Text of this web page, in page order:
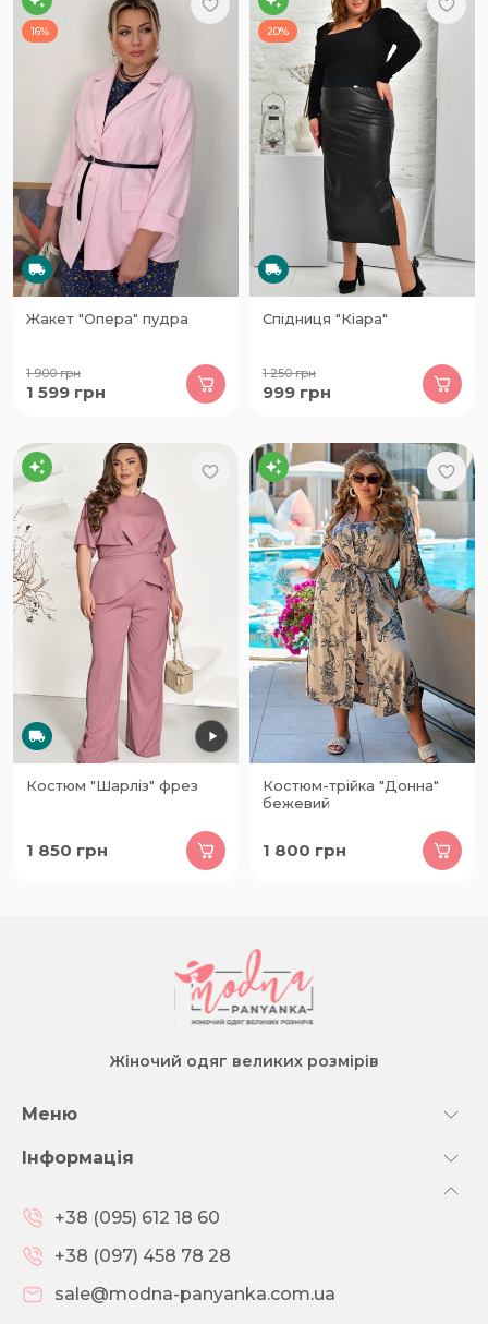
16%
Жакет "Опера" пудра
1 900грн
1 599 грн
20%
Спідниця "Кіара"
1 250грн
999 грн
Костюм "Шарліз" фрез
1 850 грн
Костюм-трійка "Донна"
бежевий
1 800 грн
Жіночий одяг великих розмірів
Меню
Інформація
+38 (095) 612 18 60
+38 (097) 458 78 28
sale@modna-panyanka.com.ua